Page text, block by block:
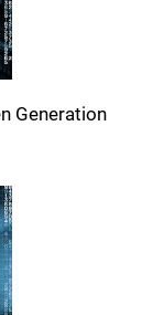
Generation